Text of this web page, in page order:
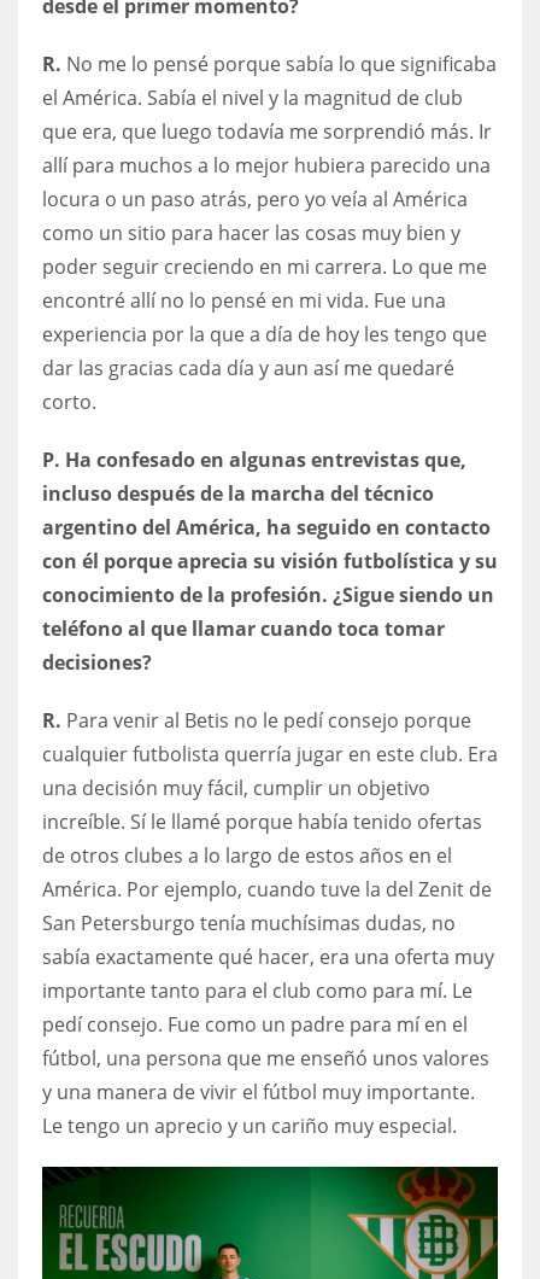
desde el primer momento?
R. No me lo pensé porque sabía lo que significaba
el América. Sabía el nivel y la magnitud de club
que era, que luego todavía me sorprendió más. Ir
allí para muchos a lo mejor hubiera parecido una
locura o un paso atrás, pero yo veía al América
como un sitio para hacer las cosas muy bien y
poder seguir creciendo en mi carrera. Lo que me
encontré allí no lo pensé en mi vida. Fue una
experiencia por la que a día de hoy les tengo que
dar las gracias cada día y aun así me quedaré
corto.
P. Ha confesado en algunas entrevistas que,
incluso después de la marcha del técnico
argentino del América, ha seguido en contacto
con él porque aprecia su visión futbolística y su
conocimiento de la profesión. ¿Sigue siendo un
teléfono al que llamar cuando toca tomar
decisiones?
R. Para venir al Betis no le pedí consejo porque
cualquier futbolista querría jugar en este club. Era
una decisión muy fácil, cumplir un objetivo
increíble. Sí le llamé porque había tenido ofertas
de otros clubes a lo largo de estos años en el
América. Por ejemplo, cuando tuve la del Zenit de
San Petersburgo tenía muchísimas dudas, no
sabía exactamente qué hacer, era una oferta muy
importante tanto para el club como para mí. Le
pedí consejo. Fue como un padre para mí en el
fútbol, una persona que me enseñó unos valores
y una manera de vivir el fútbol muy importante.
Le tengo un aprecio y un cariño muy especial.